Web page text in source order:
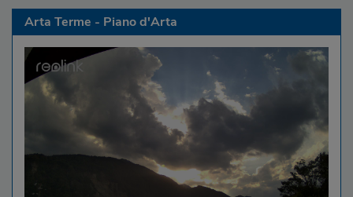
Arta Terme - Piano d'Arta